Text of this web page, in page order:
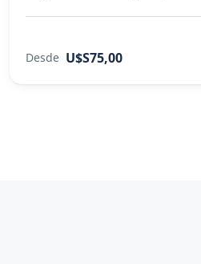
Desde U$S75,00